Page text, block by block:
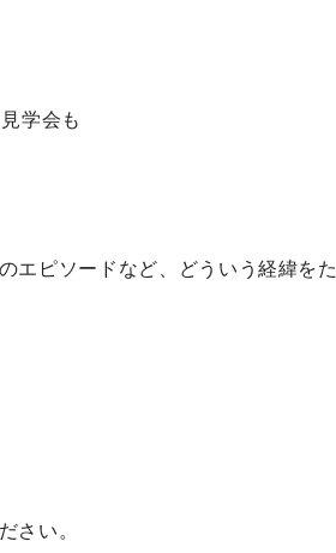
学会も
エピソードなど、どういう経緯をた
さい。